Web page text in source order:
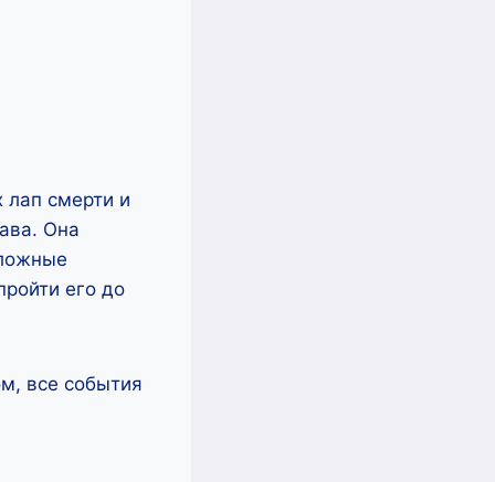
лап смерти и
Она
его до
все события